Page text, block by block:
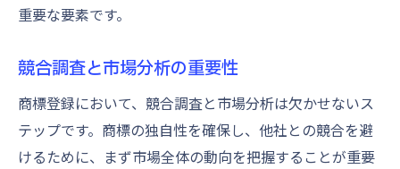
重要な要素です。
競合調査と市場分析の重要性
商標登録において、競合調査と市場分析は欠かせないス
テップです。商標の独自性を確保し、他社との競合を避
けるために、まず市場全体の動向を把握することが重要